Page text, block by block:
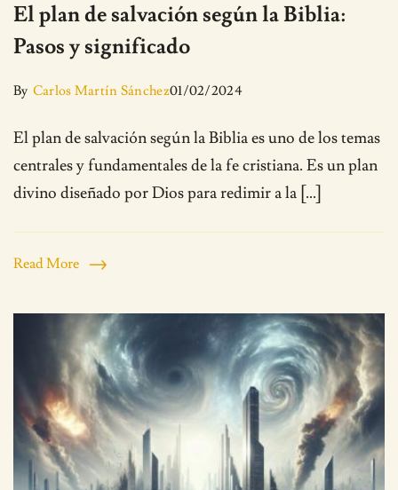
El plan de salvación según la Biblia:
Pasos y significado
By Carlos Martín Sánchez01/02/2024
El plan de salvación según la Biblia es uno de los temas
centrales y fundamentales de la fe cristiana. Es un plan
divino diseñado por Dios para redimir a la […]
Read More